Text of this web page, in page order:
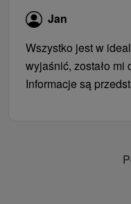
Jan
Wszystko jest w
wyjaśnić, zostało
Informacje są